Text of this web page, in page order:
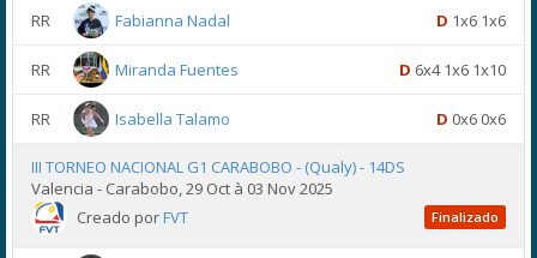
RR Fabianna Nadal D 1x6 1x6
RR Miranda Fuentes D 6x4 1x6 1x10
RR Isabella Talamo D 0x6 0x6
III TORNEO NACIONAL G1 CARABOBO - (Qualy) - 14DS
Valencia - Carabobo, 29 Oct à 03 Nov 2025
Creado porFVT Finalizado